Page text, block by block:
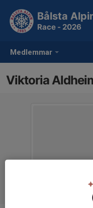
Medlemmar
Bålsta
Race - 2026
Viktoria